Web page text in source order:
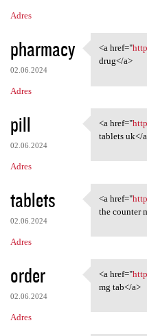
Adres
pharmacy
02.06.2024
Adres
<a
<a href="
drug</a>
pill
02.06.2024
Adres
<a
<a href="
tablets uk</
tablets
02.06.2024
Adres
<a
<a href="
the counter
order
02.06.2024
Adres
<a
<a href="
mg tab</a>